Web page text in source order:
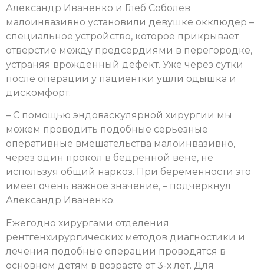
Александр Иваненко и Глеб Соболев
малоинвазивно установили девушке окклюдер –
специальное устройство, которое прикрывает
отверстие между предсердиями в перегородке,
устраняя врожденный дефект. Уже через сутки
после операции у пациентки ушли одышка и
дискомфорт.
– С помощью эндоваскулярной хирургии мы
можем проводить подобные серьезные
оперативные вмешательства малоинвазивно,
через один прокол в бедренной вене, не
используя общий наркоз. При беременности это
имеет очень важное значение, – подчеркнул
Александр Иваненко.
Ежегодно хирургами отделения
рентгенхирургических методов диагностики и
лечения подобные операции проводятся в
основном детям в возрасте от 3-х лет. Для